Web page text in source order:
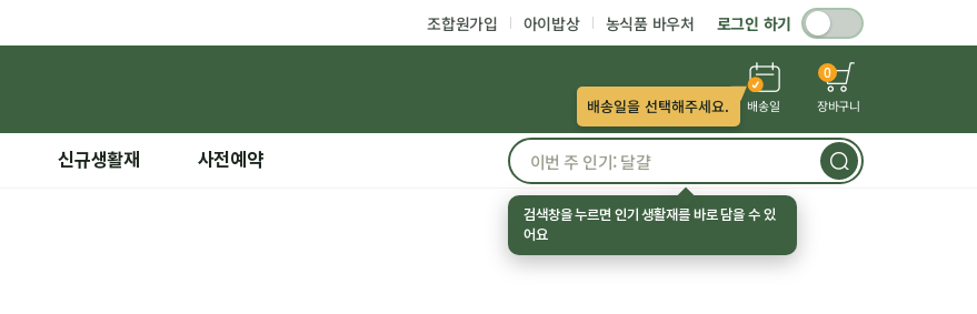
조합원가입 아이밥상 농식품 바우처 로그인 하기
배송일
배송일을 선택해주세요.
0
장바구니
신규생활재 사전예약
검색창을 누르면 인기 생활재를 바로 담을 수 있
어요